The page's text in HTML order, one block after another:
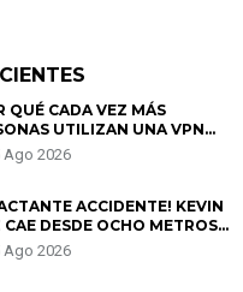
QUÉ CADA VEZ MÁS
UTILIZAN UNA VPN
PROTEGER SU
Ago 2026
ACCIDENTE! KEVIN
CAE DESDE OCHO METROS
ES GUERRA” Y GENERA
Ago 2026